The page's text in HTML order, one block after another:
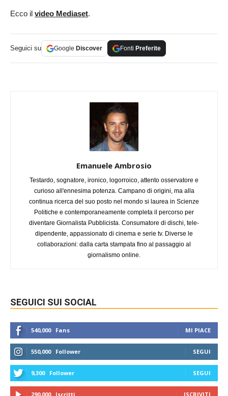
Ecco il video Mediaset.
Seguici su Google Discover Fonti Preferite
Emanuele Ambrosio
Testardo, sognatore, ironico, logorroico, attento osservatore e
curioso all'ennesima potenza. Campano di origini, ma alla
continua ricerca del suo posto nel mondo si laurea in Scienze
Politiche e contemporaneamente completa il percorso per
diventare Giornalista Pubblicista. Consumatore di dischi, tele-
dipendente, appassionato di cinema e serie tv. Diverse le
collaborazioni: dalla carta stampata fino al passaggio al
giornalismo online.
SEGUICI SUI SOCIAL
540,000 Fans MI PIACE
550,000 Follower SEGUI
9,300 Follower SEGUI
290,000 Iscritti ISCRIVITI